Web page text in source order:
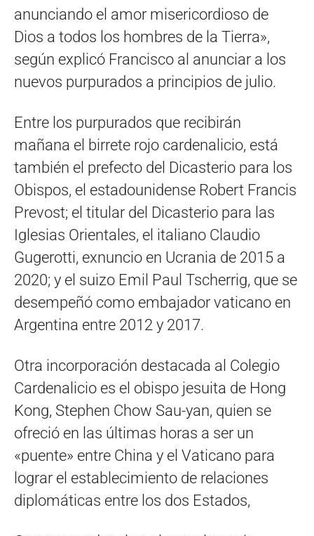
anunciando el amor misericordioso de
Dios a todos los hombres de la Tierra»,
según explicó Francisco al anunciar a los
nuevos purpurados a principios de julio.
Entre los purpurados que recibirán
mañana el birrete rojo cardenalicio, está
también el prefecto del Dicasterio para los
Obispos, el estadounidense Robert Francis
Prevost; el titular del Dicasterio para las
Iglesias Orientales, el italiano Claudio
Gugerotti, exnuncio en Ucrania de 2015 a
2020; y el suizo Emil Paul Tscherrig, que se
desempeñó como embajador vaticano en
Argentina entre 2012 y 2017.
Otra incorporación destacada al Colegio
Cardenalicio es el obispo jesuita de Hong
Kong, Stephen Chow Sau-yan, quien se
ofreció en las últimas horas a ser un
«puente» entre China y el Vaticano para
lograr el establecimiento de relaciones
diplomáticas entre los dos Estados,